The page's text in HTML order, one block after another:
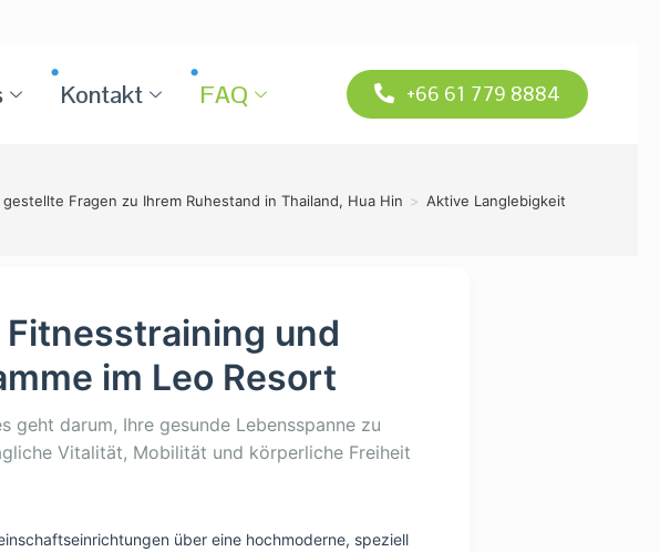
Kontakt FAQ +66 61 779 8884
Fragen zu Ihrem Ruhestand in Thailand, Hua Hin > Aktive Langlebigkeit im Leo-
und
im Leo Resort
geht darum, Ihre gesunde Lebensspanne zu
Vitalität, Mobilität und körperliche Freiheit
über eine hochmoderne, speziell